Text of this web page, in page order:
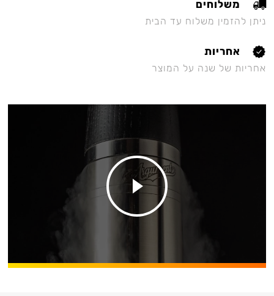
משלוחים
ניתן להזמין משלוח עד הבית
אחריות
אחריות של שנה על המוצר